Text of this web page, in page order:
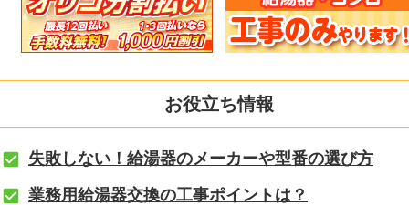
お役立ち情報
失敗しない！給湯器のメーカーや型番の選び方
業務用給湯器交換の工事ポイントは？